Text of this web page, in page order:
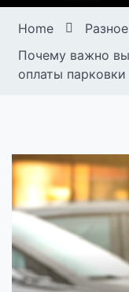
Home
Разное
Почему важно
оплаты парковки